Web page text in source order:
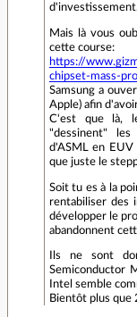
d'investissement.
Mais là vous
cette course:
https://
chipset-mass-
Samsung a
Apple) afin
C'est que là,
"dessinent" les
d'ASML en
que juste le
Soit tu es à la
rentabiliser des
développer le
abandonnent
Ils ne sont
Semiconductor
Intel semble
Bientôt plus que